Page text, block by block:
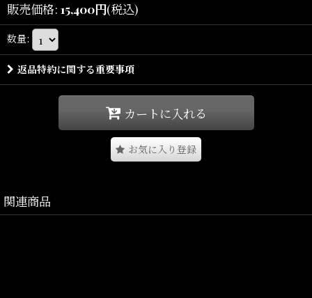
伸縮性のあるポリエステル メッシュ地を使用。
左袖にナショナルリーグのロゴがそれぞれアップリケ刺繍されてい
のトレードマークを大きくラバープリント。
販売価格: 15,400円(税込)
数量:
返品特約に関する重要事項
カートに入れる
お気に入り登録
関連商品